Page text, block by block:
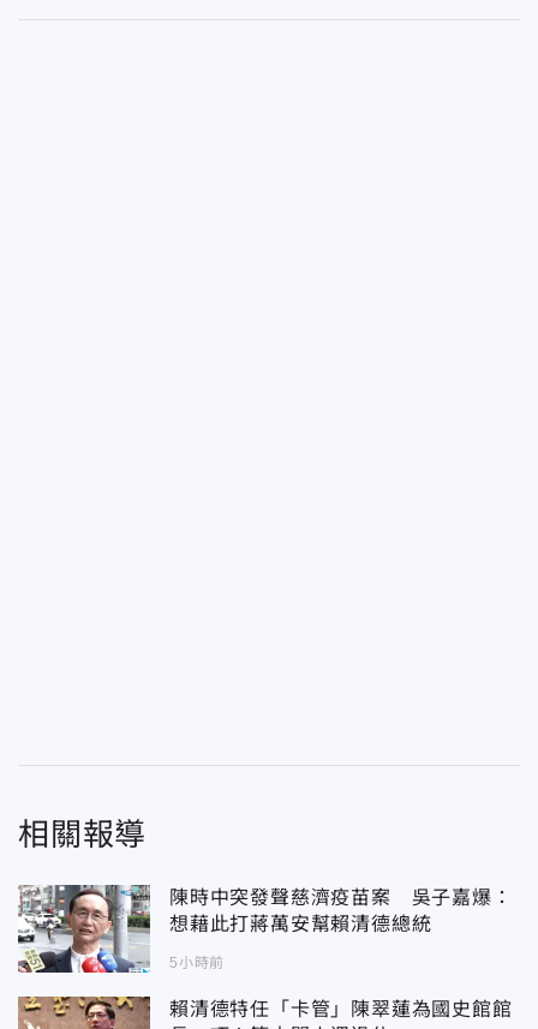
相關報導
陳時中突發聲慈濟疫苗案 吳子嘉爆：
想藉此打蔣萬安幫賴清德總統
5小時前
賴清德特任「卡管」陳翠蓮為國史館館